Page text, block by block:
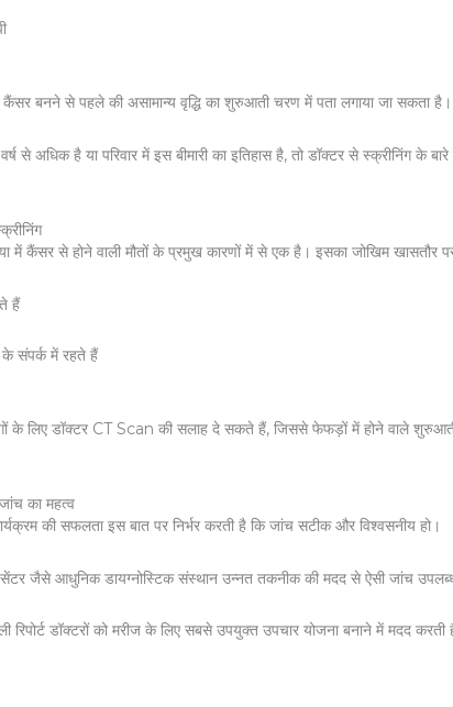
बनने से पहले की असामान्य वृद्धि का शुरुआती चरण में पता लगाया जा सकता है।
से अधिक है या परिवार में इस बीमारी का इतिहास है, तो डॉक्टर से स्क्रीनिंग के
में कैंसर से होने वाली मौतों के प्रमुख कारणों में से एक है। इसका जोखिम खासतौर
हैं
संपर्क में रहते हैं
के लिए डॉक्टर CT Scan की सलाह दे सकते हैं, जिससे फेफड़ों में होने वाले
का महत्व
की सफलता इस बात पर निर्भर करती है कि जांच सटीक और विश्वसनीय हो।
जैसे आधुनिक डायग्नोस्टिक संस्थान उन्नत तकनीक की मदद से ऐसी जांच उपलब्ध
रिपोर्ट डॉक्टरों को मरीज के लिए सबसे उपयुक्त उपचार योजना बनाने में मदद करती